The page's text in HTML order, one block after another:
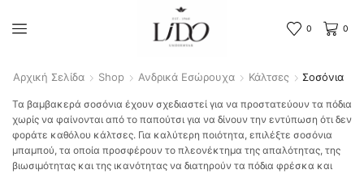
0 0
Αρχική Σελίδα Shop Ανδρικά Εσώρουχα Κάλτσες Σοσόνια
Τα βαμβακερά σοσόνια έχουν σχεδιαστεί για να προστατεύουν τα πόδια
χωρίς να φαίνονται από το παπούτσι για να δίνουν την εντύπωση ότι δεν
φοράτε καθόλου κάλτσες. Για καλύτερη ποιότητα, επιλέξτε σοσόνια
μπαμπού, τα οποία προσφέρουν το πλεονέκτημα της απαλότητας, της
βιωσιμότητας και της ικανότητας να διατηρούν τα πόδια φρέσκα και